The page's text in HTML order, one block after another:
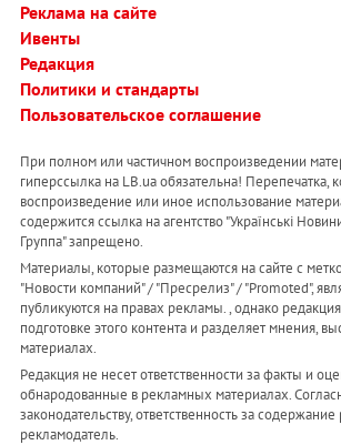
Реклама на сайте
Ивенты
Редакция
Политики и стандарты
Пользовательское соглашение
При полном или частичном воспроизведении
гиперссылка на LB.ua обязательна! Перепечатка,
воспроизведение или иное использование
содержится ссылка на агентство "Українськi
Группа" запрещено.
Материалы, которые размещаются на сайте с
"Новости компаний" / "Пресрелиз" / "Promoted",
публикуются на правах рекламы. , однако редакция
подготовке этого контента и разделяет мнения,
материалах.
Редакция не несет ответственности за факты и
обнародованные в рекламных материалах.
законодательству, ответственность за
рекламодатель.